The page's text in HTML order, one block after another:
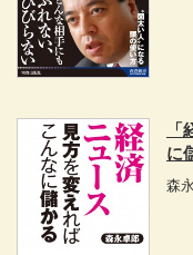
に
森